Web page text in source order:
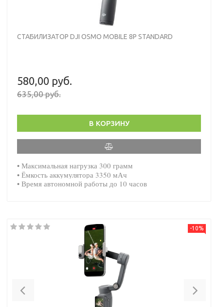
СТАБИЛИЗАТОР DJI OSMO MOBILE 8P STANDARD
580,00 руб.
635,00 руб.
В КОРЗИНУ
• Максимальная нагрузка 300 грамм
• Ёмкость аккумулятора 3350 мАч
• Время автономной работы до 10 часов
-10%